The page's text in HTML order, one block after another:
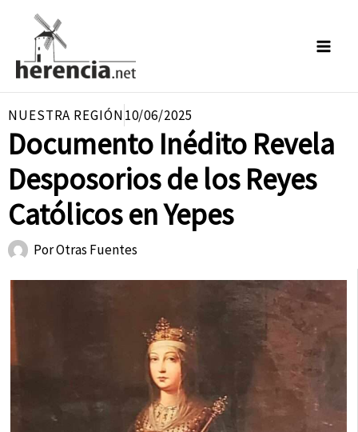
contenido
NUESTRA REGIÓN10/06/2025
Documento Inédito Revela
Desposorios de los Reyes
Católicos en Yepes
PorOtras Fuentes